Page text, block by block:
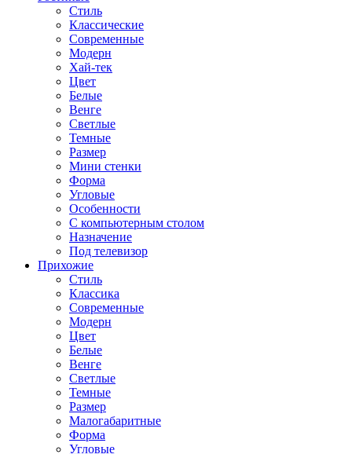
Стиль
Классические
Современные
Модерн
Хай-тек
Цвет
Белые
Венге
Светлые
Темные
Размер
Мини стенки
Форма
Угловые
Особенности
С компьютерным столом
Назначение
Под телевизор
Прихожие
Стиль
Классика
Современные
Модерн
Цвет
Белые
Венге
Светлые
Темные
Размер
Малогабаритные
Форма
Угловые